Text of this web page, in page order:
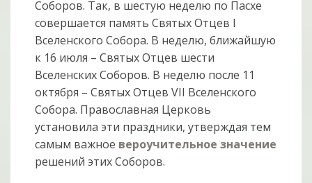
Соборов. Так, в шестую неделю по Пасхе
совершается память Святых Отцев I
Вселенского Собора. В неделю, ближайшую
к 16 июля – Святых Отцев шести
Вселенских Соборов. В неделю после 11
октября – Святых Отцев VII Вселенского
Собора. Православная Церковь
установила эти праздники, утверждая тем
самым важное вероучительное значение
решений этих Соборов.